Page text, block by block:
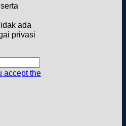
ada
privasi
accept the